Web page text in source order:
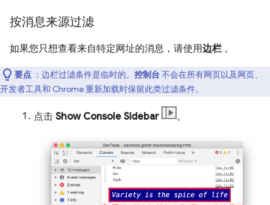
按消息来源过滤
如果您只想查看来自特定网址的消息，请使用边栏 。
要点 ：边栏过滤条件是临时的。 控制台 不会在所有网页以及网页、
开发者工具和 Chrome 重新加载时保留此类过滤条件。
点击 Show Console Sidebar 。